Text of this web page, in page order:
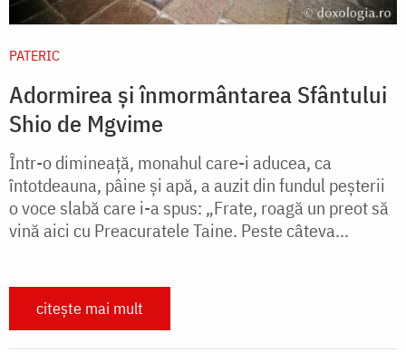
PATERIC
Adormirea și înmormântarea Sfântului
Shio de Mgvime
Într-o dimineaţă, monahul care-i aducea, ca
întotdeauna, pâine şi apă, a auzit din fundul peşterii
o voce slabă care i-a spus: „Frate, roagă un preot să
vină aici cu Preacuratele Taine. Peste câteva...
citește mai mult